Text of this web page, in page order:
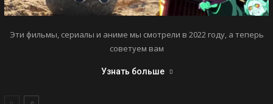
Эти фильмы, сериалы и аниме мы смотрели в 2022 году, а теперь
советуем вам
Узнать больше